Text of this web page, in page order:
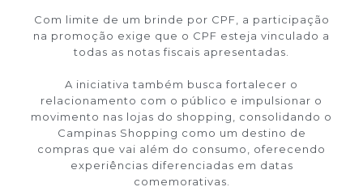
Com limite de um brinde por CPF, a participação
na promoção exige que o CPF esteja vinculado a
todas as notas fiscais apresentadas.
A iniciativa também busca fortalecer o
relacionamento com o público e impulsionar o
movimento nas lojas do shopping, consolidando o
Campinas Shopping como um destino de
compras que vai além do consumo, oferecendo
experiências diferenciadas em datas
comemorativas.